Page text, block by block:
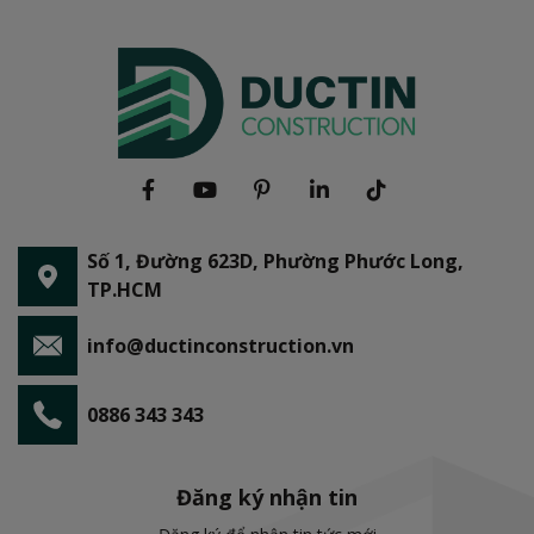
Số 1, Đường 623D, Phường Phước Long,
TP.HCM
info@ductinconstruction.vn
0886 343 343
Đăng ký nhận tin